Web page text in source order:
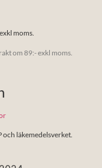
moms.
om 89:- exkl moms.
och läkemedelsverket.